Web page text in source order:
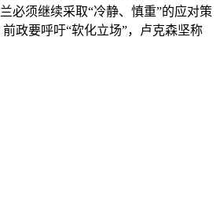
必须继续采取“冷静、慎重”的应对策
政要呼吁“软化立场”，卢克森坚称